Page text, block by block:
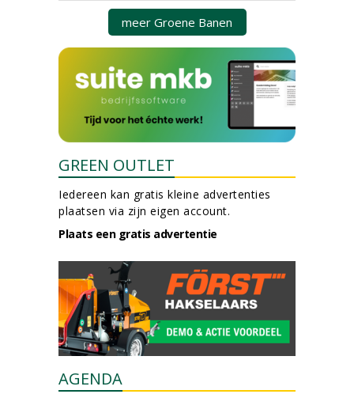
meer Groene Banen
GREEN OUTLET
Iedereen kan gratis kleine advertenties
plaatsen via zijn eigen account.
Plaats een gratis advertentie
AGENDA